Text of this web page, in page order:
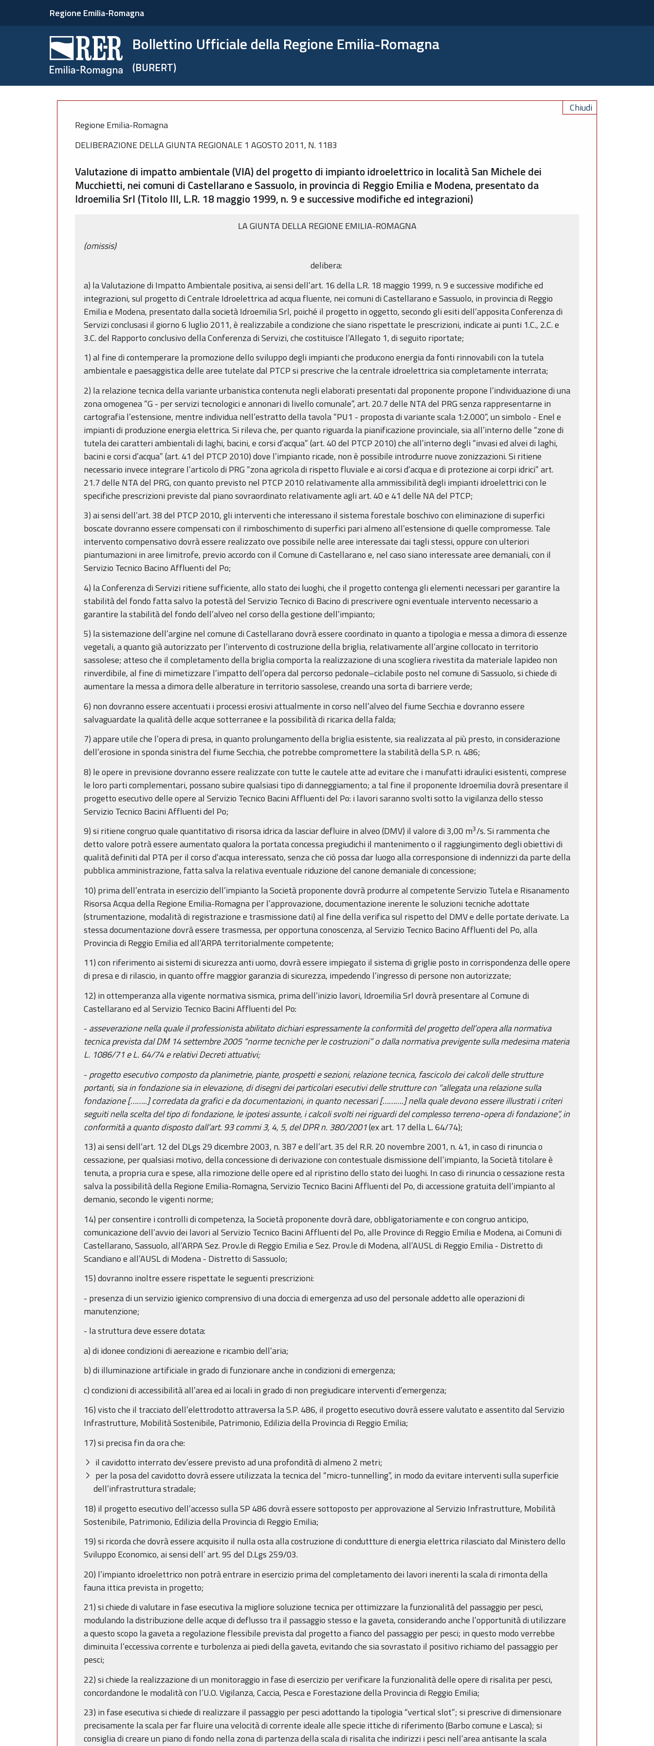
Regione Emilia-Romagna
Bollettino Ufficiale della Regione Emilia-Romagna
(BURERT)
Chiudi
Regione Emilia-Romagna
DELIBERAZIONE DELLA GIUNTA REGIONALE 1 AGOSTO 2011, N. 1183
Valutazione di impatto ambientale (VIA) del progetto di impianto idroelettrico in località San Michele dei
Mucchietti, nei comuni di Castellarano e Sassuolo, in provincia di Reggio Emilia e Modena, presentato da
Idroemilia Srl (Titolo III, L.R. 18 maggio 1999, n. 9 e successive modifiche ed integrazioni)
LA GIUNTA DELLA REGIONE EMILIA-ROMAGNA
(omissis)
delibera:
a) la Valutazione di Impatto Ambientale positiva, ai sensi dell’art. 16 della L.R. 18 maggio 1999, n. 9 e successive modifiche ed
integrazioni, sul progetto di Centrale Idroelettrica ad acqua fluente, nei comuni di Castellarano e Sassuolo, in provincia di Reggio
Emilia e Modena, presentato dalla società Idroemilia Srl, poiché il progetto in oggetto, secondo gli esiti dell’apposita Conferenza di
Servizi conclusasi il giorno 6 luglio 2011, è realizzabile a condizione che siano rispettate le prescrizioni, indicate ai punti 1.C., 2.C. e
3.C. del Rapporto conclusivo della Conferenza di Servizi, che costituisce l’Allegato 1, di seguito riportate;
1) al fine di contemperare la promozione dello sviluppo degli impianti che producono energia da fonti rinnovabili con la tutela
ambientale e paesaggistica delle aree tutelate dal PTCP si prescrive che la centrale idroelettrica sia completamente interrata;
2) la relazione tecnica della variante urbanistica contenuta negli elaborati presentati dal proponente propone l’individuazione di una
zona omogenea “G - per servizi tecnologici e annonari di livello comunale”, art. 20.7 delle NTA del PRG senza rappresentarne in
cartografia l’estensione, mentre individua nell’estratto della tavola “PU1 - proposta di variante scala 1:2.000”, un simbolo - Enel e
impianti di produzione energia elettrica. Si rileva che, per quanto riguarda la pianificazione provinciale, sia all’interno delle “zone di
tutela dei caratteri ambientali di laghi, bacini, e corsi d’acqua” (art. 40 del PTCP 2010) che all’interno degli “invasi ed alvei di laghi,
bacini e corsi d’acqua” (art. 41 del PTCP 2010) dove l’impianto ricade, non è possibile introdurre nuove zonizzazioni. Si ritiene
necessario invece integrare l’articolo di PRG “zona agricola di rispetto fluviale e ai corsi d’acqua e di protezione ai corpi idrici” art.
21.7 delle NTA del PRG, con quanto previsto nel PTCP 2010 relativamente alla ammissibilità degli impianti idroelettrici con le
specifiche prescrizioni previste dal piano sovraordinato relativamente agli art. 40 e 41 delle NA del PTCP;
3) ai sensi dell’art. 38 del PTCP 2010, gli interventi che interessano il sistema forestale boschivo con eliminazione di superfici
boscate dovranno essere compensati con il rimboschimento di superfici pari almeno all’estensione di quelle compromesse. Tale
intervento compensativo dovrà essere realizzato ove possibile nelle aree interessate dai tagli stessi, oppure con ulteriori
piantumazioni in aree limitrofe, previo accordo con il Comune di Castellarano e, nel caso siano interessate aree demaniali, con il
Servizio Tecnico Bacino Affluenti del Po;
4) la Conferenza di Servizi ritiene sufficiente, allo stato dei luoghi, che il progetto contenga gli elementi necessari per garantire la
stabilità del fondo fatta salvo la potestà del Servizio Tecnico di Bacino di prescrivere ogni eventuale intervento necessario a
garantire la stabilità del fondo dell’alveo nel corso della gestione dell’impianto;
5) la sistemazione dell’argine nel comune di Castellarano dovrà essere coordinato in quanto a tipologia e messa a dimora di essenze
vegetali, a quanto già autorizzato per l’intervento di costruzione della briglia, relativamente all’argine collocato in territorio
sassolese; atteso che il completamento della briglia comporta la realizzazione di una scogliera rivestita da materiale lapideo non
rinverdibile, al fine di mimetizzare l’impatto dell’opera dal percorso pedonale–ciclabile posto nel comune di Sassuolo, si chiede di
aumentare la messa a dimora delle alberature in territorio sassolese, creando una sorta di barriere verde;
6) non dovranno essere accentuati i processi erosivi attualmente in corso nell’alveo del fiume Secchia e dovranno essere
salvaguardate la qualità delle acque sotterranee e la possibilità di ricarica della falda;
7) appare utile che l’opera di presa, in quanto prolungamento della briglia esistente, sia realizzata al più presto, in considerazione
dell’erosione in sponda sinistra del fiume Secchia, che potrebbe compromettere la stabilità della S.P. n. 486;
8) le opere in previsione dovranno essere realizzate con tutte le cautele atte ad evitare che i manufatti idraulici esistenti, comprese
le loro parti complementari, possano subire qualsiasi tipo di danneggiamento; a tal fine il proponente Idroemilia dovrà presentare il
progetto esecutivo delle opere al Servizio Tecnico Bacini Affluenti del Po: i lavori saranno svolti sotto la vigilanza dello stesso
Servizio Tecnico Bacini Affluenti del Po;
9) si ritiene congruo quale quantitativo di risorsa idrica da lasciar defluire in alveo (DMV) il valore di 3,00 m3/s. Si rammenta che
detto valore potrà essere aumentato qualora la portata concessa pregiudichi il mantenimento o il raggiungimento degli obiettivi di
qualità definiti dal PTA per il corso d’acqua interessato, senza che ciò possa dar luogo alla corresponsione di indennizzi da parte della
pubblica amministrazione, fatta salva la relativa eventuale riduzione del canone demaniale di concessione;
10) prima dell’entrata in esercizio dell’impianto la Società proponente dovrà produrre al competente Servizio Tutela e Risanamento
Risorsa Acqua della Regione Emilia-Romagna per l’approvazione, documentazione inerente le soluzioni tecniche adottate
(strumentazione, modalità di registrazione e trasmissione dati) al fine della verifica sul rispetto del DMV e delle portate derivate. La
stessa documentazione dovrà essere trasmessa, per opportuna conoscenza, al Servizio Tecnico Bacino Affluenti del Po, alla
Provincia di Reggio Emilia ed all’ARPA territorialmente competente;
11) con riferimento ai sistemi di sicurezza anti uomo, dovrà essere impiegato il sistema di griglie posto in corrispondenza delle opere
di presa e di rilascio, in quanto offre maggior garanzia di sicurezza, impedendo l’ingresso di persone non autorizzate;
12) in ottemperanza alla vigente normativa sismica, prima dell’inizio lavori, Idroemilia Srl dovrà presentare al Comune di
Castellarano ed al Servizio Tecnico Bacini Affluenti del Po:
- asseverazione nella quale il professionista abilitato dichiari espressamente la conformità del progetto dell’opera alla normativa
tecnica prevista dal DM 14 settembre 2005 “norme tecniche per le costruzioni” o dalla normativa previgente sulla medesima materia
L. 1086/71 e L. 64/74 e relativi Decreti attuativi;
- progetto esecutivo composto da planimetrie, piante, prospetti e sezioni, relazione tecnica, fascicolo dei calcoli delle strutture
portanti, sia in fondazione sia in elevazione, di disegni dei particolari esecutivi delle strutture con “allegata una relazione sulla
fondazione [……..] corredata da grafici e da documentazioni, in quanto necessari [……….] nella quale devono essere illustrati i criteri
seguiti nella scelta del tipo di fondazione, le ipotesi assunte, i calcoli svolti nei riguardi del complesso terreno-opera di fondazione”, in
conformità a quanto disposto dall’art. 93 commi 3, 4, 5, del DPR n. 380/2001(ex art. 17 della L. 64/74);
13) ai sensi dell’art. 12 del DLgs 29 dicembre 2003, n. 387 e dell’art. 35 del R.R. 20 novembre 2001, n. 41, in caso di rinuncia o
cessazione, per qualsiasi motivo, della concessione di derivazione con contestuale dismissione dell’impianto, la Società titolare è
tenuta, a propria cura e spese, alla rimozione delle opere ed al ripristino dello stato dei luoghi. In caso di rinuncia o cessazione resta
salva la possibilità della Regione Emilia-Romagna, Servizio Tecnico Bacini Affluenti del Po, di accessione gratuita dell’impianto al
demanio, secondo le vigenti norme;
14) per consentire i controlli di competenza, la Società proponente dovrà dare, obbligatoriamente e con congruo anticipo,
comunicazione dell’avvio dei lavori al Servizio Tecnico Bacini Affluenti del Po, alle Province di Reggio Emilia e Modena, ai Comuni di
Castellarano, Sassuolo, all’ARPA Sez. Prov.le di Reggio Emilia e Sez. Prov.le di Modena, all’AUSL di Reggio Emilia - Distretto di
Scandiano e all’AUSL di Modena - Distretto di Sassuolo;
15) dovranno inoltre essere rispettate le seguenti prescrizioni:
- presenza di un servizio igienico comprensivo di una doccia di emergenza ad uso del personale addetto alle operazioni di
manutenzione;
- la struttura deve essere dotata:
a) di idonee condizioni di aereazione e ricambio dell’aria;
b) di illuminazione artificiale in grado di funzionare anche in condizioni di emergenza;
c) condizioni di accessibilità all’area ed ai locali in grado di non pregiudicare interventi d’emergenza;
16) visto che il tracciato dell’elettrodotto attraversa la S.P. 486, il progetto esecutivo dovrà essere valutato e assentito dal Servizio
Infrastrutture, Mobilità Sostenibile, Patrimonio, Edilizia della Provincia di Reggio Emilia;
17) si precisa fin da ora che:
il cavidotto interrato dev’essere previsto ad una profondità di almeno 2 metri;
per la posa del cavidotto dovrà essere utilizzata la tecnica del “micro-tunnelling”, in modo da evitare interventi sulla superficie
dell’infrastruttura stradale;
18) il progetto esecutivo dell’accesso sulla SP 486 dovrà essere sottoposto per approvazione al Servizio Infrastrutture, Mobilità
Sostenibile, Patrimonio, Edilizia della Provincia di Reggio Emilia;
19) si ricorda che dovrà essere acquisito il nulla osta alla costruzione di conduttture di energia elettrica rilasciato dal Ministero dello
Sviluppo Economico, ai sensi dell’ art. 95 del D.Lgs 259/03.
20) l’impianto idroelettrico non potrà entrare in esercizio prima del completamento dei lavori inerenti la scala di rimonta della
fauna ittica prevista in progetto;
21) si chiede di valutare in fase esecutiva la migliore soluzione tecnica per ottimizzare la funzionalità del passaggio per pesci,
modulando la distribuzione delle acque di deflusso tra il passaggio stesso e la gaveta, considerando anche l’opportunità di utilizzare
a questo scopo la gaveta a regolazione flessibile prevista dal progetto a fianco del passaggio per pesci; in questo modo verrebbe
diminuita l’eccessiva corrente e turbolenza ai piedi della gaveta, evitando che sia sovrastato il positivo richiamo del passaggio per
pesci;
22) si chiede la realizzazione di un monitoraggio in fase di esercizio per verificare la funzionalità delle opere di risalita per pesci,
concordandone le modalità con l’U.O. Vigilanza, Caccia, Pesca e Forestazione della Provincia di Reggio Emilia;
23) in fase esecutiva si chiede di realizzare il passaggio per pesci adottando la tipologia “vertical slot”; si prescrive di dimensionare
precisamente la scala per far fluire una velocità di corrente ideale alle specie ittiche di riferimento (Barbo comune e Lasca); si
consiglia di creare un piano di fondo nella zona di partenza della scala di risalita che indirizzi i pesci nell’area antisante la scala